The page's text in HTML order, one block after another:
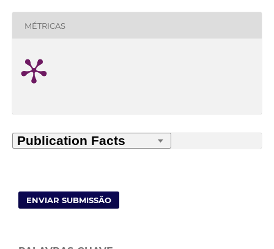
MÉTRICAS
ENVIAR SUBMISSÃO